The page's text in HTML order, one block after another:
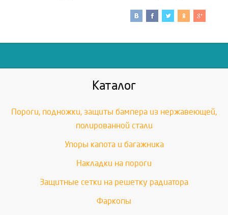
Каталог
Пороги, подножки, защиты бампера из нержавеющей,
полированной стали
Упоры капота и багажника
Накладки на пороги
Защитные сетки на решетку радиатора
Фаркопы